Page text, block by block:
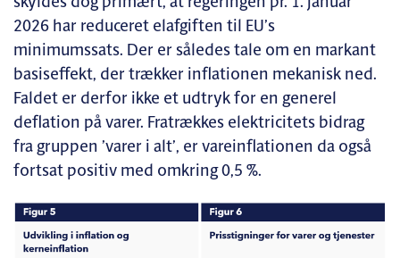
2026 har reduceret elafgiften til EU’s
minimumssats. Der er således tale om en markant
basiseffekt, der trækker inflationen mekanisk ned.
Faldet er derfor ikke et udtryk for en generel
deflation på varer. Fratrækkes elektricitets bidrag
fra gruppen ’varer i alt’, er vareinflationen da også
fortsat positiv med omkring 0,5 %.